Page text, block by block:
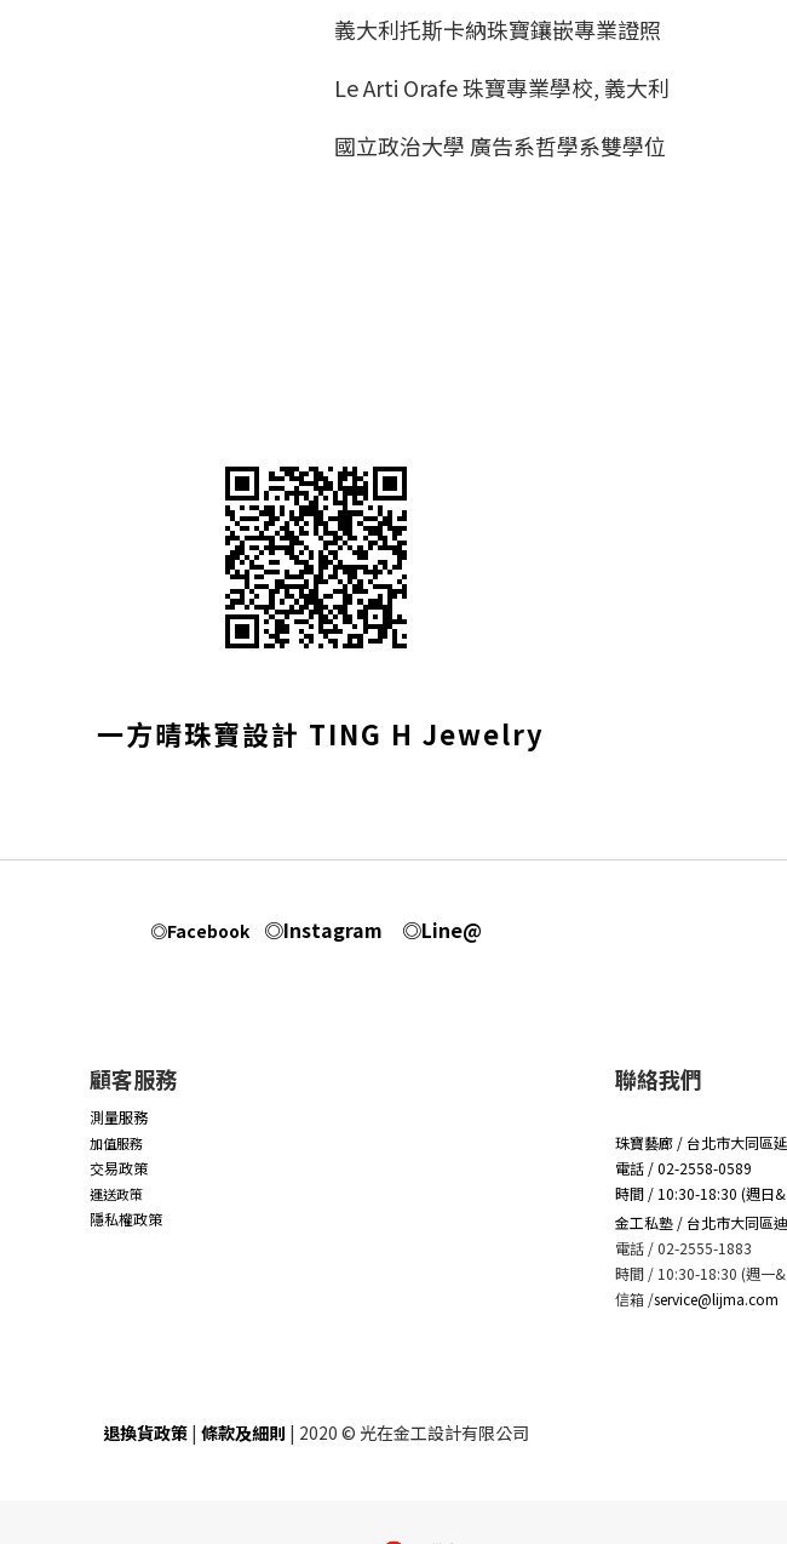
義大利托斯卡納珠寶鑲嵌專業證照
Le Arti Orafe 珠寶專業學校, 義大利
國立政治大學 廣告系哲學系雙學位
一方晴珠寶設計 TING H Jewelry
◎Facebook ◎Instagram ◎Line@
顧客服務
測量服務
加值服務
交易政策
運送政策
隱私權政策
聯絡我們
珠寶藝廊 / 台北市大同區
電話 / 02-2558-0589
時間 / 10:30-18:30 (週日&
金工私塾 / 台北市大同區
電話 / 02-2555-1883
時間 / 10:30-18:30 (週一&
信箱 /service@lijma.com
退換貨政策 | 條款及細則 | 2020 © 光在金工設計有限公司